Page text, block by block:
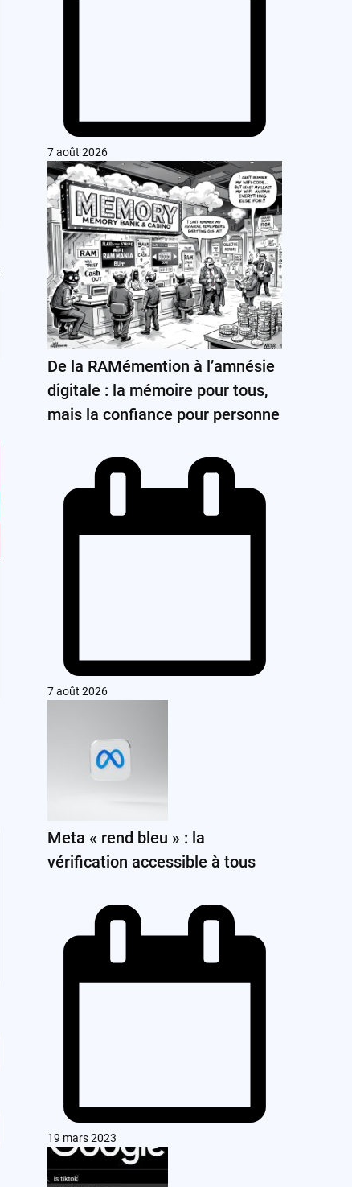
7 août 2026
De la RAMémention à l’amnésie
digitale : la mémoire pour tous,
mais la confiance pour personne
7 août 2026
Meta « rend bleu » : la
vérification accessible à tous
19 mars 2023